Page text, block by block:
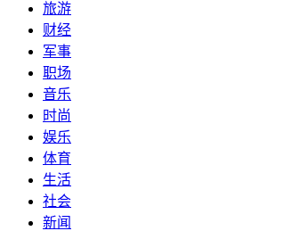
旅游
财经
军事
职场
音乐
时尚
娱乐
体育
生活
社会
新闻